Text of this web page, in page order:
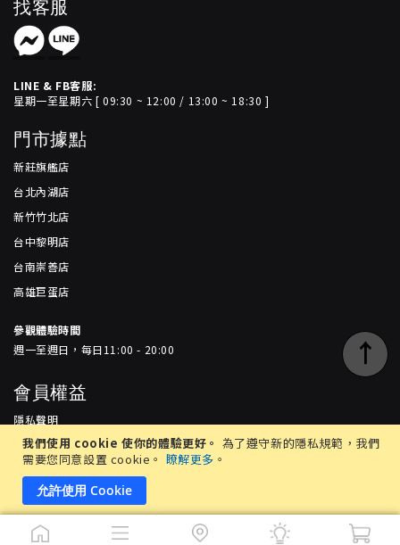
我們使用 cookie 使你的體驗更好。 為了遵守新的隱私規範，我們
需要您同意設置 cookie。 瞭解更多 。
允許使用 Cookie
找客服
LINE & FB客服:
星期一至星期六 [ 09:30 ~ 12:00 / 13:00 ~ 18:30 ]
門市據點
新莊旗艦店
台北內湖店
新竹竹北店
台中黎明店
台南崇善店
高雄巨蛋店
參觀體驗時間
週一至週日，每日11:00 - 20:00
會員權益
隱私聲明
服務條款
常見問題
↑